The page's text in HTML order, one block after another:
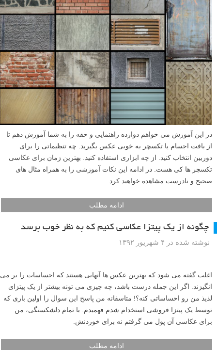
در این آموزش می خواهم دوازده راهنمایی و حقه را به شما آموزش دهم تا
از بافت اجسام یا تکسچر به خوبی عکس بگیرید. چه تنظیماتی را برای
دوربین انتخاب کنید. از چه ابزاری استفاده کنید. بهترین زمان برای عکاسی
تکسچر ها کی هست. در ادامه این نکات آموزشی را به همراه مثال های
صحیح و نادرست مشاهده خواهید کرد.
ادامه مطلب
چگونه از یک پیتزا عکاسی کنیم که به نظر خوب برسد
نوشته شده در ۴ شهریور ۱۳۹۲
اغلب گفته می شود که بهترین عکس ها آنهایی هستند که احساسات را بر می
انگیزند. اگر این جمله درست باشد، چه چیزی می تونه بیشتر از یک پیتزای
لذیذ من رو احساساتی کنه؟! متاسفانه من پاسخ این سوال را اولین باری که
توسط یک پیتزا فروشی استخدام شدم فهمیدم. با تمام دلشکستگی، من
برای عکاسی آن پول می گرفتم نه برای خوردنش.
ادامه مطلب